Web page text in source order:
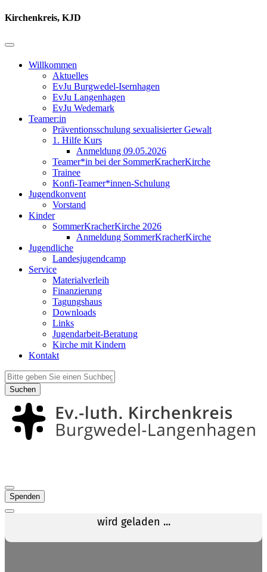
Kirchenkreis, KJD
Willkommen
Aktuelles
EvJu Burgwedel-Isernhagen
EvJu Langenhagen
EvJu Wedemark
Teamer:in
Präventionsschulung sexualisierter Gewalt
1. Hilfe Kurs
Anmeldung 09.05.2026
Teamer*in bei der SommerKracherKirche
Trainee
Konfi-Teamer*innen-Schulung
Jugendkonvent
Vorstand
Kinder
SommerKracherKirche 2026
Anmeldung SommerKracherKirche
Jugendliche
Landesjugendcamp
Service
Materialverleih
Finanzierung
Tagungshaus
Downloads
Links
Jugendarbeit-Beratung
Kirche mit Kindern
Kontakt
Suchen
Spenden